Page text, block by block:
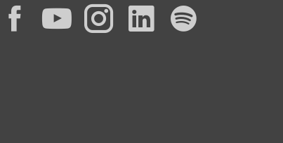
Facebook
YouTube
Instagram
LinkedIn